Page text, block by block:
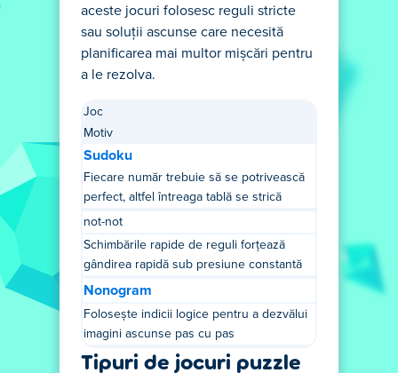
aceste jocuri folosesc reguli stricte
sau soluții ascunse care necesită
planificarea mai multor mișcări pentru
a le rezolva.
Joc
Motiv
Sudoku
Fiecare număr trebuie să se potrivească
perfect, altfel întreaga tablă se strică
not-not
Schimbările rapide de reguli forțează
gândirea rapidă sub presiune constantă
Nonogram
Folosește indicii logice pentru a dezvălui
imagini ascunse pas cu pas
Tipuri de jocuri puzzle